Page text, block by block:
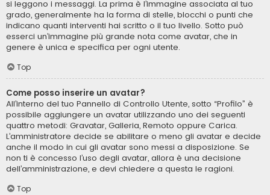
si leggono i messaggi. La prima è l’immagine associata al tuo
grado, generalmente ha la forma di stelle, blocchi o punti che
indicano quanti interventi hai scritto o il tuo livello. Sotto può
esserci un’immagine più grande nota come avatar, che in
genere è unica e specifica per ogni utente.
Top
Come posso inserire un avatar?
All’interno del tuo Pannello di Controllo Utente, sotto “Profilo” è
possibile aggiungere un avatar utilizzando uno dei seguenti
quattro metodi: Gravatar, Galleria, Remoto oppure Carica.
L’amministratore decide se abilitare o meno gli avatar e decide
anche il modo in cui gli avatar sono messi a disposizione. Se
non ti è concesso l’uso degli avatar, allora è una decisione
dell’amministrazione, e devi chiedere a questa le ragioni.
Top